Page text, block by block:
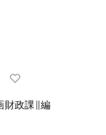
財政課∥編